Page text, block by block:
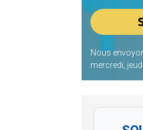
Nous
mercredi,